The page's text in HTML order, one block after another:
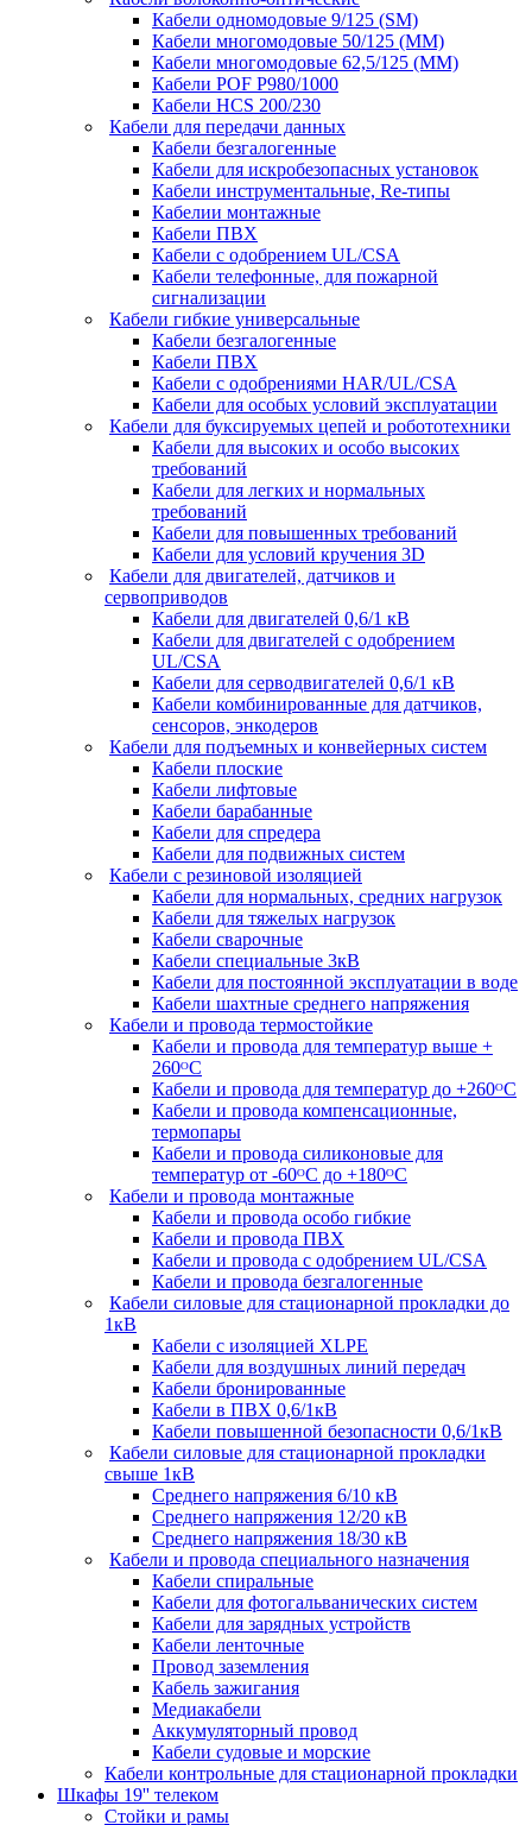
Кабели одномодовые 9/125 (SM)
Кабели многомодовые 50/125 (ММ)
Кабели многомодовые 62,5/125 (ММ)
Кабели POF P980/1000
Кабели HCS 200/230
Кабели для передачи данных
Кабели безгалогенные
Кабели для искробезопасных установок
Кабели инструментальные, Re-типы
Кабелии монтажные
Кабели ПВХ
Кабели с одобрением UL/CSA
Кабели телефонные, для пожарной
сигнализации
Кабели гибкие универсальные
Кабели безгалогенные
Кабели ПВХ
Кабели с одобрениями HAR/UL/CSA
Кабели для особых условий эксплуатации
Кабели для буксируемых цепей и робототехники
Кабели для высоких и особо высоких
требований
Кабели для легких и нормальных
требований
Кабели для повышенных требований
Кабели для условий кручения 3D
Кабели для двигателей, датчиков и
сервоприводов
Кабели для двигателей 0,6/1 кВ
Кабели для двигателей с одобрением
UL/CSA
Кабели для серводвигателей 0,6/1 кВ
Кабели комбинированные для датчиков,
cенсоров, энкодеров
Кабели для подъемных и конвейерных систем
Кабели плоские
Кабели лифтовые
Кабели барабанные
Кабели для спредера
Кабели для подвижных систем
Кабели с резиновой изоляцией
Кабели для нормальных, средних нагрузок
Кабели для тяжелых нагрузок
Кабели сварочные
Кабели специальные 3кВ
Кабели для постоянной эксплуатации в воде
Кабели шахтные среднего напряжения
Кабели и провода термостойкие
Кабели и провода для температур выше +
260ᴼС
Кабели и провода для температур до +260ᴼС
Кабели и провода компенсационные,
термопары
Кабели и провода силиконовые для
температур от -60ᴼC до +180ᴼС
Кабели и провода монтажные
Кабели и провода особо гибкие
Кабели и провода ПВХ
Кабели и провода с одобрением UL/CSA
Кабели и провода безгалогенные
Кабели силовые для стационарной прокладки до
1кВ
Кабели c изоляцией XLPE
Кабели для воздушных линий передач
Кабели бронированные
Кабели в ПВХ 0,6/1кВ
Кабели повышенной безопасности 0,6/1кВ
Кабели силовые для стационарной прокладки
свыше 1кВ
Среднего напряжения 6/10 кВ
Среднего напряжения 12/20 кВ
Среднего напряжения 18/30 кВ
Кабели и провода специального назначения
Кабели спиральные
Кабели для фотогальванических систем
Кабели для зарядных устройств
Кабели ленточные
Провод заземления
Кабель зажигания
Медиакабели
Аккумуляторный провод
Кабели судовые и морские
Кабели контрольные для стационарной прокладки
Шкафы 19'' телеком
Стойки и рамы